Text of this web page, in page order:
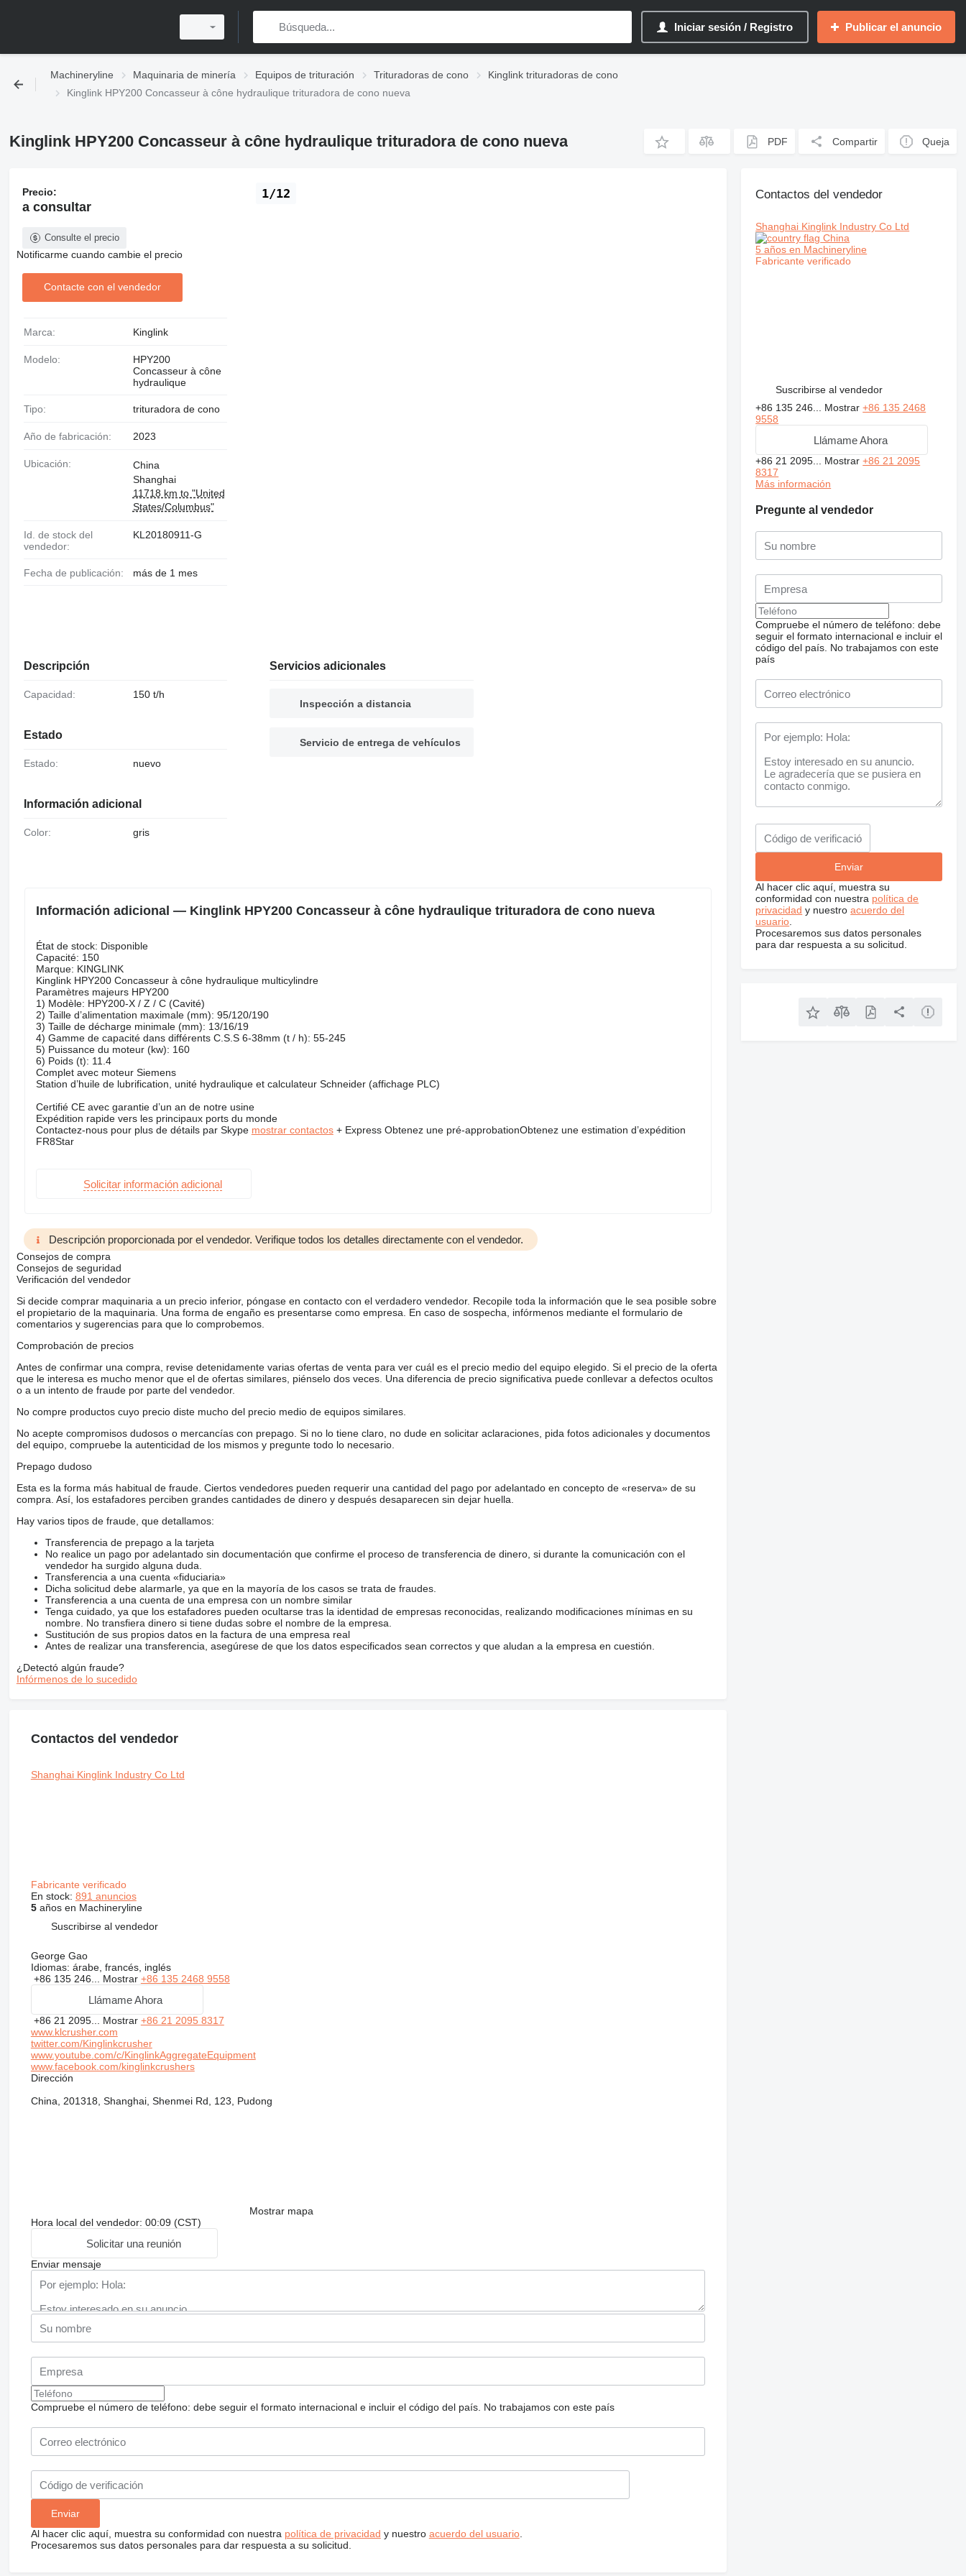
Iniciar sesión / Registro Publicar el anuncio
Machineryline Maquinaria de minería Equipos de trituración Trituradoras de cono
Kinglink trituradoras de cono
Kinglink HPY200 Concasseur à cône hydraulique trituradora de cono nueva
Kinglink HPY200 Concasseur à cône hydraulique trituradora de cono nueva PDF Compartir Queja
1/12
Precio:
a consultar
Consulte el precio
Notificarme cuando cambie el precio
Contacte con el vendedor
Marca: Kinglink
Modelo:
HPY200
Concasseur à cône
hydraulique
Tipo: trituradora de cono
Año de fabricación: 2023
Ubicación:
China
Shanghai
11718 km to "United
States/Columbus"
Id. de stock del
vendedor:
KL20180911-G
Fecha de publicación: más de 1 mes
Descripción
Capacidad: 150 t/h
Estado
Estado: nuevo
Información adicional
Color: gris
Servicios adicionales
Inspección a distancia
Servicio de entrega de vehículos
Información adicional — Kinglink HPY200 Concasseur à cône hydraulique trituradora de cono nueva
État de stock: Disponible
Capacité: 150
Marque: KINGLINK
Kinglink HPY200 Concasseur à cône hydraulique multicylindre
Paramètres majeurs HPY200
1) Modèle: HPY200-X / Z / C (Cavité)
2) Taille d’alimentation maximale (mm): 95/120/190
3) Taille de décharge minimale (mm): 13/16/19
4) Gamme de capacité dans différents C.S.S 6-38mm (t / h): 55-245
5) Puissance du moteur (kw): 160
6) Poids (t): 11.4
Complet avec moteur Siemens
Station d’huile de lubrification, unité hydraulique et calculateur Schneider (affichage PLC)
Certifié CE avec garantie d’un an de notre usine
Expédition rapide vers les principaux ports du monde
Contactez-nous pour plus de détails par Skype mostrar contactos+ Express Obtenez une pré-approbationObtenez une estimation d’expédition
FR8Star
Solicitar información adicional
Descripción proporcionada por el vendedor. Verifique todos los detalles directamente con el vendedor.
Consejos de compra
Consejos de seguridad
Verificación del vendedor
Si decide comprar maquinaria a un precio inferior, póngase en contacto con el verdadero vendedor. Recopile toda la información que le sea posible sobre
el propietario de la maquinaria. Una forma de engaño es presentarse como empresa. En caso de sospecha, infórmenos mediante el formulario de
comentarios y sugerencias para que lo comprobemos.
Comprobación de precios
Antes de confirmar una compra, revise detenidamente varias ofertas de venta para ver cuál es el precio medio del equipo elegido. Si el precio de la oferta
que le interesa es mucho menor que el de ofertas similares, piénselo dos veces. Una diferencia de precio significativa puede conllevar a defectos ocultos
o a un intento de fraude por parte del vendedor.
No compre productos cuyo precio diste mucho del precio medio de equipos similares.
No acepte compromisos dudosos o mercancías con prepago. Si no lo tiene claro, no dude en solicitar aclaraciones, pida fotos adicionales y documentos
del equipo, compruebe la autenticidad de los mismos y pregunte todo lo necesario.
Prepago dudoso
Esta es la forma más habitual de fraude. Ciertos vendedores pueden requerir una cantidad del pago por adelantado en concepto de «reserva» de su
compra. Así, los estafadores perciben grandes cantidades de dinero y después desaparecen sin dejar huella.
Hay varios tipos de fraude, que detallamos:
Transferencia de prepago a la tarjeta
No realice un pago por adelantado sin documentación que confirme el proceso de transferencia de dinero, si durante la comunicación con el
vendedor ha surgido alguna duda.
Transferencia a una cuenta «fiduciaria»
Dicha solicitud debe alarmarle, ya que en la mayoría de los casos se trata de fraudes.
Transferencia a una cuenta de una empresa con un nombre similar
Tenga cuidado, ya que los estafadores pueden ocultarse tras la identidad de empresas reconocidas, realizando modificaciones mínimas en su
nombre. No transfiera dinero si tiene dudas sobre el nombre de la empresa.
Sustitución de sus propios datos en la factura de una empresa real
Antes de realizar una transferencia, asegúrese de que los datos especificados sean correctos y que aludan a la empresa en cuestión.
¿Detectó algún fraude?
Infórmenos de lo sucedido
Contactos del vendedor
Shanghai Kinglink Industry Co Ltd
Fabricante verificado
En stock: 891 anuncios
5años en Machineryline
Suscribirse al vendedor
George Gao
Idiomas: árabe, francés, inglés
+86 135 246... Mostrar +86 135 2468 9558
Llámame Ahora
+86 21 2095... Mostrar +86 21 2095 8317
www.klcrusher.com
twitter.com/Kinglinkcrusher
www.youtube.com/c/KinglinkAggregateEquipment
www.facebook.com/kinglinkcrushers
Dirección
China, 201318, Shanghai, Shenmei Rd, 123, Pudong
Mostrar mapa
Hora local del vendedor: 00:09 (CST)
Solicitar una reunión
Enviar mensaje
Compruebe el número de teléfono: debe seguir el formato internacional e incluir el código del país. No trabajamos con este país
Al hacer clic aquí, muestra su conformidad con nuestra política de privacidad y nuestro acuerdo del usuario.
Procesaremos sus datos personales para dar respuesta a su solicitud.
Contactos del vendedor
Shanghai Kinglink Industry Co Ltd
China
5 años en Machineryline
Fabricante verificado
Suscribirse al vendedor
+86 135 246... Mostrar+86 135 2468
9558
Llámame Ahora
+86 21 2095... Mostrar+86 21 2095
8317
Más información
Pregunte al vendedor
Compruebe el número de teléfono: debe
seguir el formato internacional e incluir el
código del país. No trabajamos con este
país
Al hacer clic aquí, muestra su
conformidad con nuestra política de
privacidad y nuestroacuerdo del
usuario
Procesaremos sus datos personales
para dar respuesta a su solicitud.